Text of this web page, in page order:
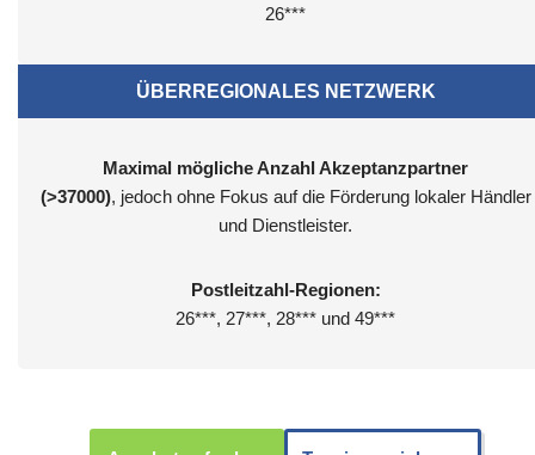
26***
ÜBERREGIONALES NETZWERK
Maximal mögliche Anzahl Akzeptanzpartner
(>37000), jedoch ohne Fokus auf die Förderung lokaler Händler
und Dienstleister.
Postleitzahl-Regionen:
26***, 27***, 28*** und 49***